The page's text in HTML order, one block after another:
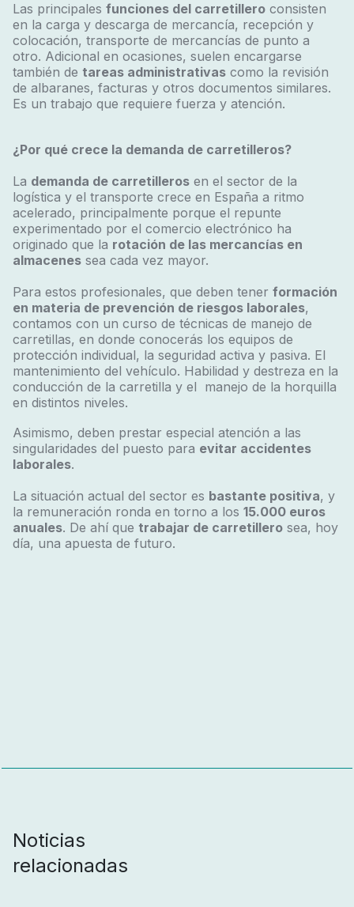
Las principales funciones del carretilleroconsisten
en la carga y descarga de mercancía, recepción y
colocación, transporte de mercancías de punto a
otro. Adicional en ocasiones, suelen encargarse
también de tareas administrativascomo la revisión
de albaranes, facturas y otros documentos similares.
Es un trabajo que requiere fuerza y atención.
¿Por qué crece la demanda de carretilleros?
La demanda de carretillerosen el sector de la
logística y el transporte crece en España a ritmo
acelerado, principalmente porque el repunte
experimentado por el comercio electrónico ha
originado que la rotación de las mercancías en
almacenessea cada vez mayor.
Para estos profesionales, que deben tener formación
en materia de prevención de riesgos laborales,
contamos con un curso de técnicas de manejo de
carretillas, en donde conocerás los equipos de
protección individual, la seguridad activa y pasiva. El
mantenimiento del vehículo. Habilidad y destreza en la
conducción de la carretilla y el manejo de la horquilla
en distintos niveles.
Asimismo, deben prestar especial atención a las
singularidades del puesto para evitar accidentes
laborales.
La situación actual del sector es bastante positiva, y
la remuneración ronda en torno a los 15.000 euros
anuales. De ahí que trabajar de carretillerosea, hoy
día, una apuesta de futuro.
Noticias
relacionadas